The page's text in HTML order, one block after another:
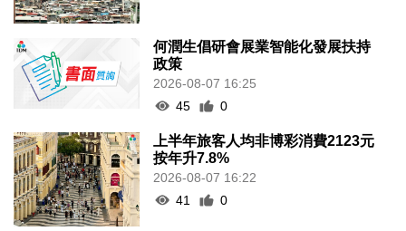
何潤生倡研會展業智能化發展扶持
政策
2026-08-07 16:25
45
0
上半年旅客人均非博彩消費2123元
按年升7.8%
2026-08-07 16:22
41
0